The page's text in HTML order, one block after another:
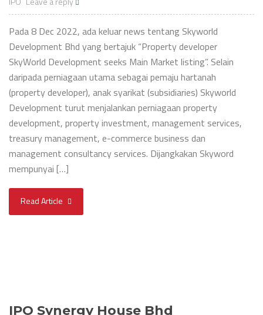
Pada 8 Dec 2022, ada keluar news tentang Skyworld
Development Bhd yang bertajuk “Property developer
SkyWorld Development seeks Main Market listing”. Selain
daripada perniagaan utama sebagai pemaju hartanah
(property developer), anak syarikat (subsidiaries) Skyworld
Development turut menjalankan perniagaan property
development, property investment, management services,
treasury management, e-commerce business dan
management consultancy services. Dijangkakan Skyword
mempunyai […]
Read Article
IPO Synergy House Bhd